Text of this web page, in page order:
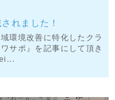
れました！
環境改善に特化したクラ
サポ』を記事にして頂き